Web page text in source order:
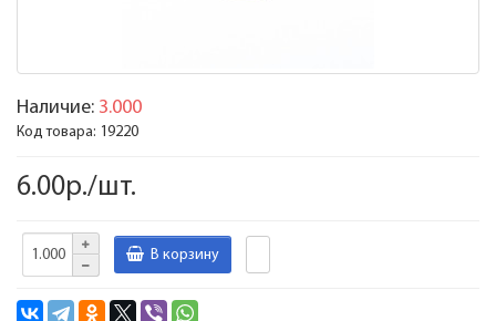
Наличие: 3.000
Код товара: 19220
6.00р./шт.
В корзину